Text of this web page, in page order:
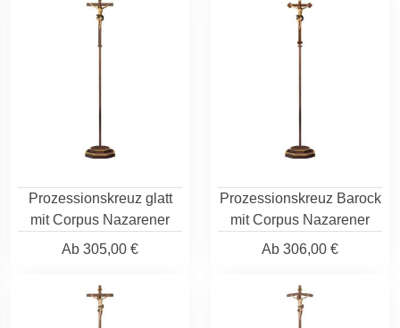
Prozessionskreuz glatt
mit Corpus Nazarener
Ab 305,00 €
Prozessionskreuz Barock
mit Corpus Nazarener
Ab 306,00 €